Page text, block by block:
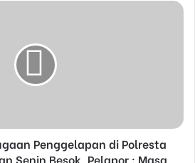
Penggelapan di Polresta
Senin Besok, Pelapor : Masa